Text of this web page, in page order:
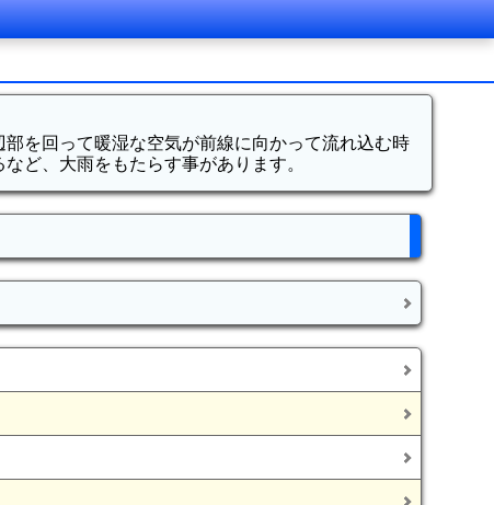
を回って暖湿な空気が前線に向かって流れ込む時
ど、大雨をもたらす事があります。